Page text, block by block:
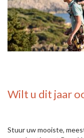
Wilt u dit jaar
Stuur uw mooiste,